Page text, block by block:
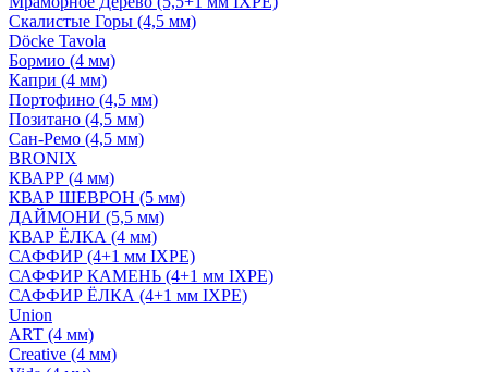
Скалистые Горы (4,5 мм)
Döcke Tavola
Бормио (4 мм)
Капри (4 мм)
Портофино (4,5 мм)
Позитано (4,5 мм)
Сан-Ремо (4,5 мм)
BRONIX
КВАРР (4 мм)
КВАР ШЕВРОН (5 мм)
ДАЙМОНИ (5,5 мм)
КВАР ЁЛКА (4 мм)
САФФИР (4+1 мм IXPE)
САФФИР КАМЕНЬ (4+1 мм IXPE)
САФФИР ЁЛКА (4+1 мм IXPE)
Union
ART (4 мм)
Creative (4 мм)